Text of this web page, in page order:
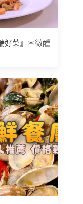
好菜』＊微醺